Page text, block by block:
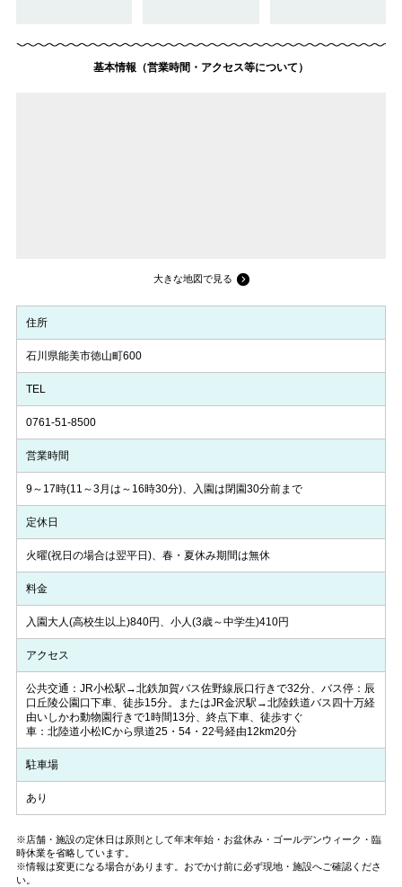
基本情報（営業時間・アクセス等について）
大きな地図で見る
住所
石川県能美市徳山町600
TEL
0761-51-8500
営業時間
9～17時(11～3月は～16時30分)、入園は閉園30分前まで
定休日
火曜(祝日の場合は翌平日)、春・夏休み期間は無休
料金
入園大人(高校生以上)840円、小人(3歳～中学生)410円
アクセス
公共交通：JR小松駅→北鉄加賀バス佐野線辰口行きで32分、バス停：辰
口丘陵公園口下車、徒歩15分。またはJR金沢駅→北陸鉄道バス四十万経
由いしかわ動物園行きで1時間13分、終点下車、徒歩すぐ
車：北陸道小松ICから県道25・54・22号経由12km20分
駐車場
あり
※店舗・施設の定休日は原則として年末年始・お盆休み・ゴールデンウィーク・臨
時休業を省略しています。
※情報は変更になる場合があります。おでかけ前に必ず現地・施設へご確認くださ
い。